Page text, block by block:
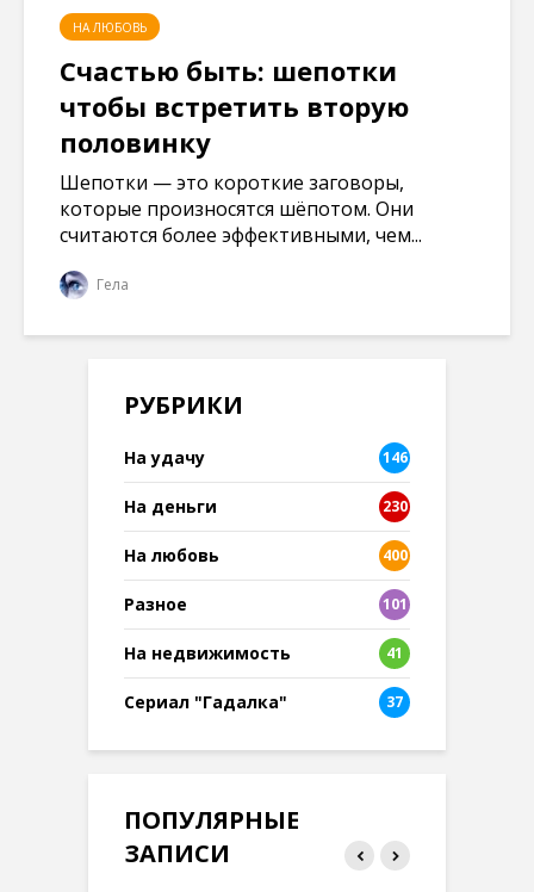
НА ЛЮБОВЬ
Счастью быть: шепотки
чтобы встретить вторую
половинку
Шепотки — это короткие заговоры,
которые произносятся шёпотом. Они
считаются более эффективными, чем...
Гела
РУБРИКИ
На удачу 146
На деньги 230
На любовь 400
Разное
101
8
На недвижимость 41
Сериал "Гадалка" 37
ПОПУЛЯРНЫЕ
ЗАПИСИ